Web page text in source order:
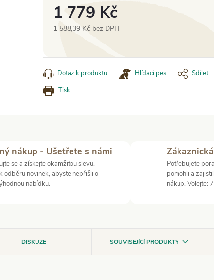
1 779 Kč
1 588,39 Kč bez DPH
Tisk
Dotaz k produktu Hlídací pes Sdílet
nákup - Ušetřete s námi
se a získejte okamžitou slevu.
odběru novinek, abyste nepřišli o
nabídku.
Potřebujete
pomohli a
nákup. Volejte:
DISKUZE SOUVISEJÍCÍ PRODUKTY